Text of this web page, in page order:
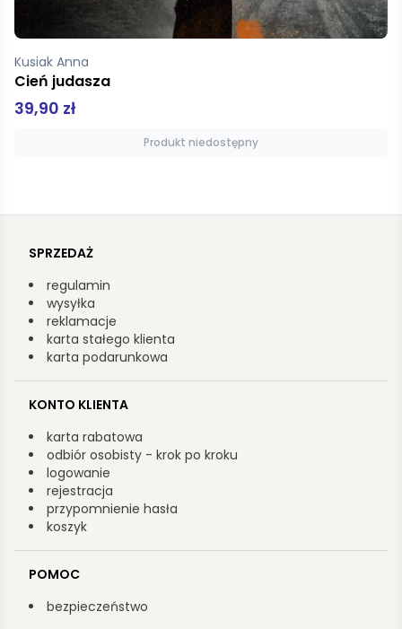
Ugniewska Joanna
Wenecja, Rzym, Sycylia
22,00 zł
Dodaj do koszyka
SPRZEDAŻ
regulamin
wysyłka
reklamacje
karta stałego klienta
karta podarunkowa
KONTO KLIENTA
karta rabatowa
odbiór osobisty - krok po kroku
logowanie
rejestracja
przypomnienie hasła
koszyk
POMOC
bezpieczeństwo